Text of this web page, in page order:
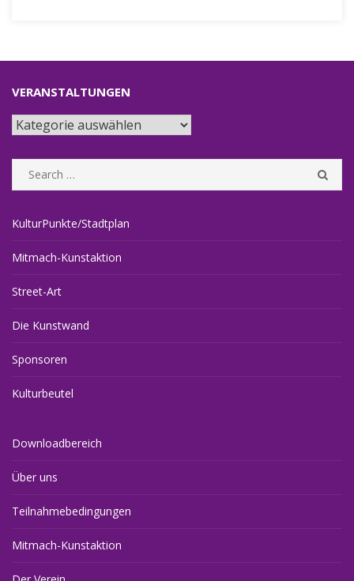
VERANSTALTUNGEN
Veranstaltungen
KulturPunkte/Stadtplan
Mitmach-Kunstaktion
Street-Art
Die Kunstwand
Sponsoren
Kulturbeutel
Downloadbereich
Über uns
Teilnahmebedingungen
Mitmach-Kunstaktion